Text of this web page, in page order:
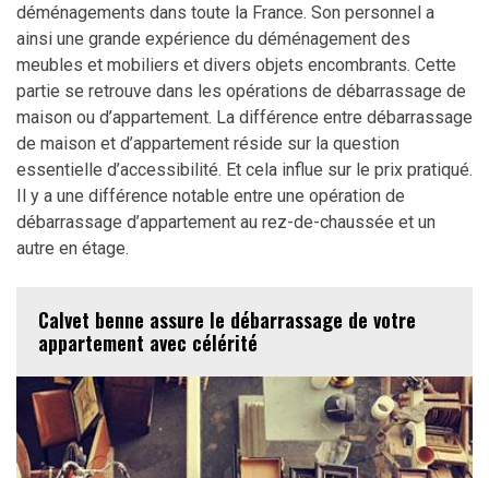
déménagements dans toute la France. Son personnel a
ainsi une grande expérience du déménagement des
meubles et mobiliers et divers objets encombrants. Cette
partie se retrouve dans les opérations de débarrassage de
maison ou d’appartement. La différence entre débarrassage
de maison et d’appartement réside sur la question
essentielle d’accessibilité. Et cela influe sur le prix pratiqué.
Il y a une différence notable entre une opération de
débarrassage d’appartement au rez-de-chaussée et un
autre en étage.
Calvet benne assure le débarrassage de votre
appartement avec célérité